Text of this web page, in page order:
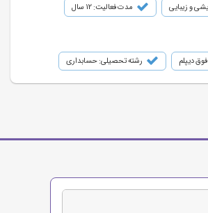
و زیبایی مدت فعالیت: 12 سال
دیپلم رشته تحصیلی: حسابداری